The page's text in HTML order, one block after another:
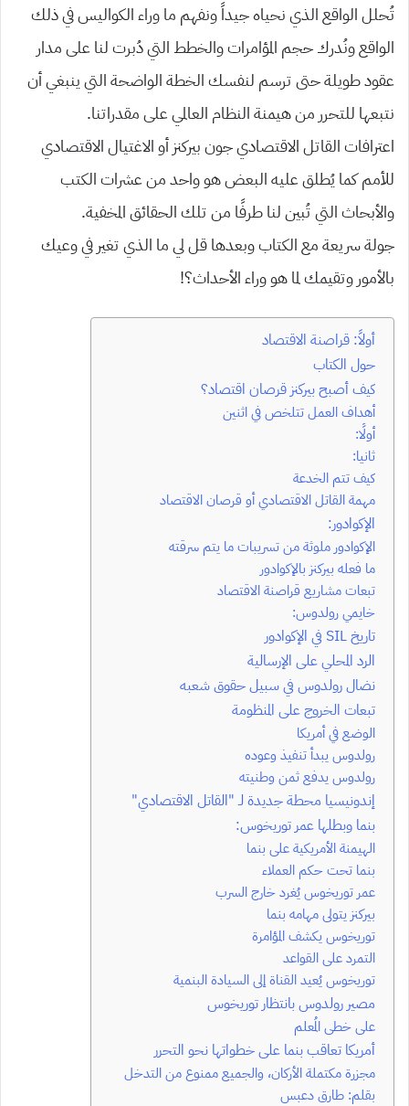
تُحلل الواقع الذي نحياه جيداً ونفهم ما وراء الكواليس في ذلك
الواقع ونُدرك حجم المؤامرات والخطط التي دُبرت لنا على مدار
عقود طويلة حتى ترسم لنفسك الخطة الواضحة التي ينبغي أن
نتبعها للتحرر من هيمنة النظام العالمي على مقدراتنا.
اعترافات القاتل الاقتصادي جون بيركنز أو الاغتيال الاقتصادي
للأمم كما يُطلق عليه البعض هو واحد من عشرات الكتب
والأبحاث التي تُبين لنا طرفًا من تلك الحقائق المخفية.
جولة سريعة مع الكتاب وبعدها قل لي ما الذي تغير في وعيك
بالأمور وتقيمك لما هو وراء الأحداث؟!
أولاً: قراصنة الاقتصاد
حول الكتاب
كيف أصبح بيركنز قرصان اقتصاد؟
أهداف العمل تتلخص في اثنين
أولًا:
ثانيا:
كيف تتم الخدعة
مهمة القاتل الاقتصادي أو قرصان الاقتصاد
الإكوادور:
الإكوادور ملوثة من تسريبات ما يتم سرقته
ما فعله بيركنز بالإكوادور
تبعات مشاريع قراصنة الاقتصاد
خايمي رولدوس:
تاريخ SIL في الإكوادور
الرد المحلي على الإرسالية
نضال رولدوس في سبيل حقوق شعبه
تبعات الخروج على المنظومة
الوضع في أمريكا
رولدوس يبدأ تنفيذ وعوده
رولدوس يدفع ثمن وطنيته
إندونيسيا محطة جديدة لـ “القاتل الاقتصادي”
بنما وبطلها عمر توريخوس:
الهيمنة الأمريكية على بنما
بنما تحت حكم العملاء
عمر توريخوس يُغرد خارج السرب
بيركنز يتولى مهامه بنما
توريخوس يكشف المؤامرة
التمرد على القواعد
توريخوس يُعيد القناة إلى السيادة البنمية
مصير رولدوس بانتظار توريخوس
على خطى المُعلم
أمريكا تعاقب بنما على خطواتها نحو التحرر
مجزرة مكتملة الأركان، والجميع ممنوع من التدخل
بقلم: طارق دعبس